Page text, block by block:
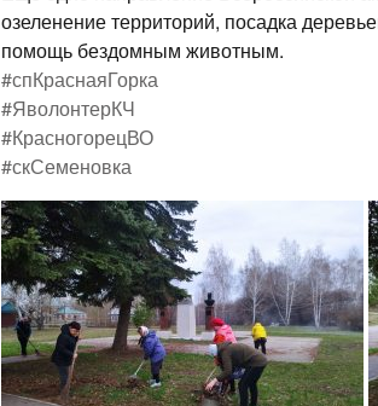
озеленение территорий, посадка
помощь бездомным животным.
#спКраснаяГорка
#ЯволонтерКЧ
#КрасногорецВО
#скСеменовка